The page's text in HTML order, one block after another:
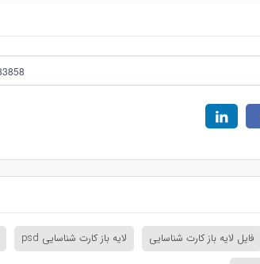
فایل لایه باز کارت شناسایی لایه باز کارت شناسایی psd